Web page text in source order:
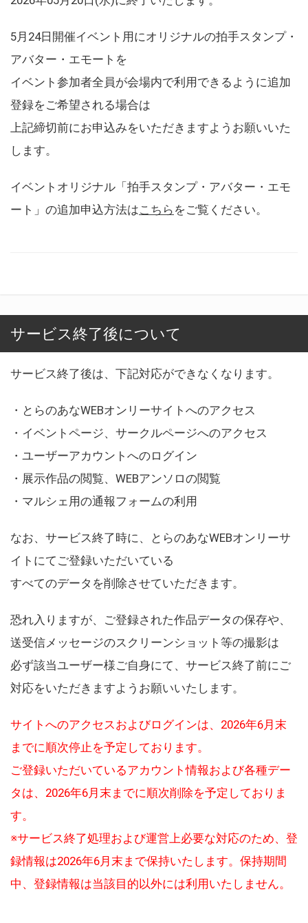
5月24日開催イベント用にオリジナルの拍手スタンプ・
アバター・エモートを
イベント参加者全員が会場内で利用できるように追加
登録をご希望される場合は
上記締切前にお申込みをいただきますようお願いいた
します。
イベントオリジナル「拍手スタンプ・アバター・エモ
ート」の追加申込方法はこちら をご覧ください。
サービス終了後について
サービス終了後は、下記対応ができなくなります。
・とらのあなWEBオンリーサイトへのアクセス
・イベントページ、サークルページへのアクセス
・ユーザーアカウントへのログイン
・展示作品の閲覧、WEBアンソロの閲覧
・マルシェ用の通報フォームの利用
なお、サービス終了時に、とらのあなWEBオンリーサ
イトにてご登録いただいている
すべてのデータを削除させていただきます。
恐れ入りますが、ご登録された作品データの保存や、
送受信メッセージのスクリーンショット等の撮影は
必ず該当ユーザー様ご自身にて、サービス終了前にご
対応をいただきますようお願いいたします。
サイトへのアクセスおよびログインは、2026年6月末
までに順次停止を予定しております。
ご登録いただいているアカウント情報および各種デー
タは、2026年6月末までに順次削除を予定しておりま
す。
※サービス終了処理および運営上必要な対応のため、登
録情報は2026年6月末まで保持いたします。保持期間
中、登録情報は当該目的以外には利用いたしません。